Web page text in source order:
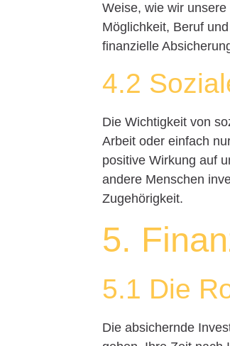
Weise, wie wir
Möglichkeit, Beruf
finanzielle
4.2
Die Wichtigkeit von
Arbeit oder einfach
positive Wirkung auf
andere Menschen
Zugehörigkeit.
5.
5.1 Die
Die absichernde